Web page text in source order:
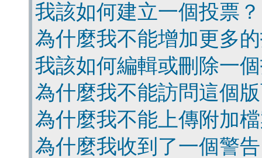
我該如何建立一個投票？
為什麼我不能增加更多
我該如何編輯或刪除一
為什麼我不能訪問這個
為什麼我不能上傳附加
為什麼我收到了一個警